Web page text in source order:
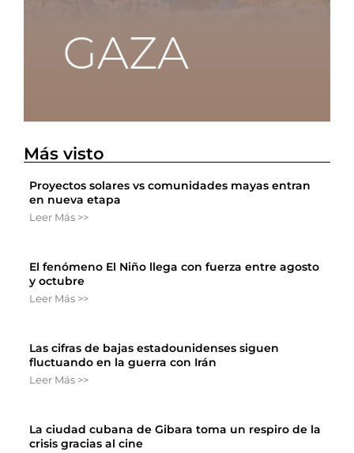
Más visto
Proyectos solares vs comunidades mayas entran
en nueva etapa
Leer Más >>
El fenómeno El Niño llega con fuerza entre agosto
y octubre
Leer Más >>
Las cifras de bajas estadounidenses siguen
fluctuando en la guerra con Irán
Leer Más >>
La ciudad cubana de Gibara toma un respiro de la
crisis gracias al cine